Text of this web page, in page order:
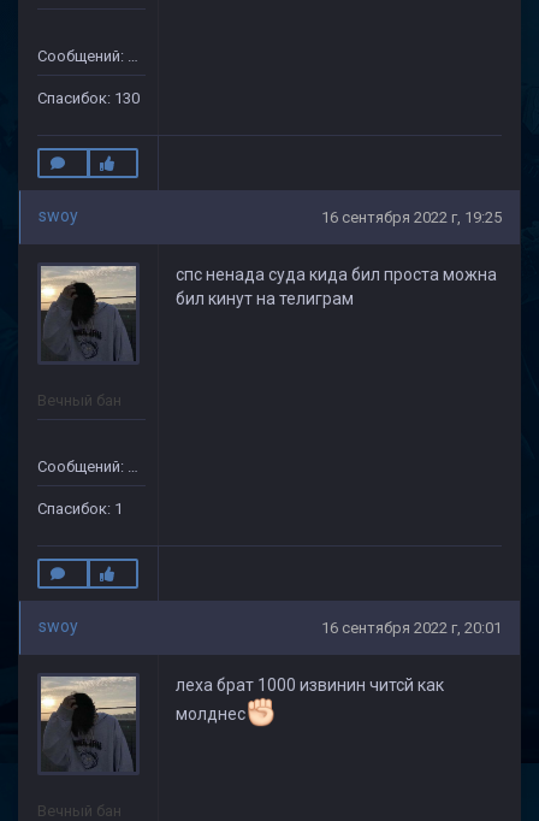
Сообщений: 632
Спасибок: 130
swoy 16 сентября 2022 г, 19:25
Вечный бан
Сообщений: 69
Спасибок: 1
спс ненада суда кида бил проста можна
бил кинут на телиграм
swoy 16 сентября 2022 г, 20:01
Вечный бан
леха брат 1000 извинин читсй как
молднес